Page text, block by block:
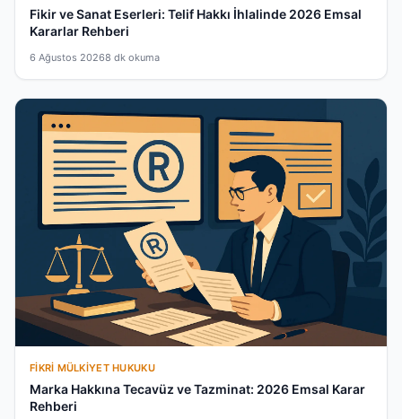
Fikir ve Sanat Eserleri: Telif Hakkı İhlalinde 2026 Emsal
Kararlar Rehberi
6 Ağustos 20268 dk okuma
FIKRI MÜLKIYET HUKUKU
Marka Hakkına Tecavüz ve Tazminat: 2026 Emsal Karar
Rehberi